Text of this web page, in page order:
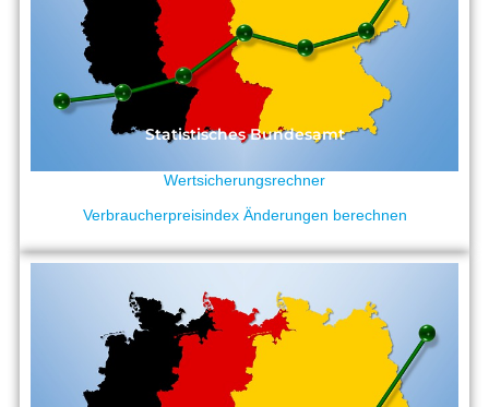
Statistisches Bundesamt
Wertsicherungsrechner
Verbraucherpreisindex Änderungen berechnen